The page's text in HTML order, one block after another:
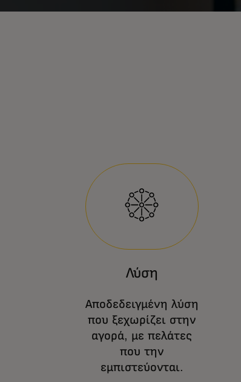
Λύση
Αποδεδειγμένη λύση
που ξεχωρίζει στην
αγορά, με πελάτες
που την
εμπιστεύονται.